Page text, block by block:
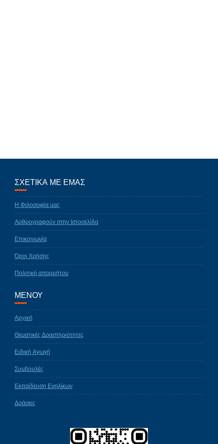
ΣΧΕΤΙΚΑ ΜΕ ΕΜΑΣ
Η Φιλοσοφία μας
Αρθρογραφούν στην Ιστοσελίδα
Επικοινωνία
Όροι Χρήσης
Πολιτική απορρήτου
ΜΕΝΟΥ
Αρχική
Θεματικές Δραστηριότητες
Ειδική Αγωγή
Συμβουλές
Εκπαίδευση Ενηλίκων
Δράσεις